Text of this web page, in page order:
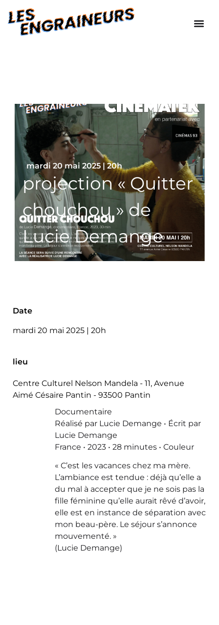
mardi 20 mai 2025 | 20h
projection « Quitter
chouchou » de
Lucie Demange
Date
mardi 20 mai 2025 | 20h
lieu
Centre Culturel Nelson Mandela - 11, Avenue
Aimé Césaire Pantin - 93500 Pantin
Documentaire
Réalisé par Lucie Demange • Écrit par
Lucie Demange
France • 2023 • 28 minutes • Couleur
« C’est les vacances chez ma mère.
L’ambiance est tendue : déjà qu’elle a
du mal à accepter que je ne sois pas la
fille féminine qu’elle aurait rêvé d’avoir,
elle est en instance de séparation avec
mon beau-père. Le séjour s’annonce
mouvementé. »
(Lucie Demange)